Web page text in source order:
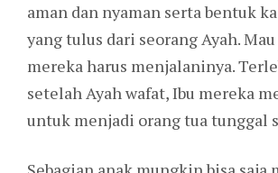
aman dan nyaman serta bentuk
yang tulus dari seorang Ayah.
mereka harus menjalaninya.
setelah Ayah wafat, Ibu mereka
untuk menjadi orang tua tunggal